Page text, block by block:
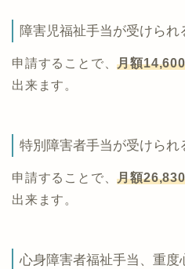
障害児福祉手当が受けられ
申請することで、月額
出来ます。
特別障害者手当が受けられ
申請することで、月額
出来ます。
心身障害者福祉手当、重度